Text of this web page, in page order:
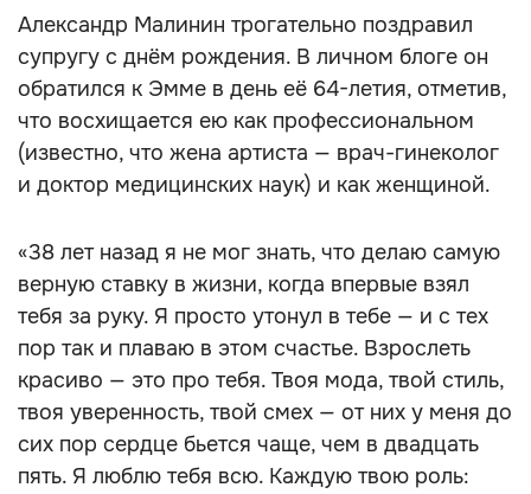
Александр Малинин трогательно поздравил
супругу с днём рождения. В личном блоге он
обратился к Эмме в день её 64-летия, отметив,
что восхищается ею как профессиональном
(известно, что жена артиста — врач-гинеколог
и доктор медицинских наук) и как женщиной.
«38 лет назад я не мог знать, что делаю самую
верную ставку в жизни, когда впервые взял
тебя за руку. Я просто утонул в тебе — и с тех
пор так и плаваю в этом счастье. Взрослеть
красиво — это про тебя. Твоя мода, твой стиль,
твоя уверенность, твой смех — от них у меня до
сих пор сердце бьется чаще, чем в двадцать
пять. Я люблю тебя всю. Каждую твою роль: